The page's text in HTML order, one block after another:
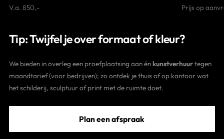
V.a. 850,- Prijs op
Tip: Twijfel je over formaat of kleur?
We bieden in overleg een proefplaatsing aan énkunstverhuurtegen
maandtarief (voor bedrijven); zo ontdek je thuis of op kantoor wat
het schilderij, sculptuur of print met de ruimte doet.
Plan een afspraak